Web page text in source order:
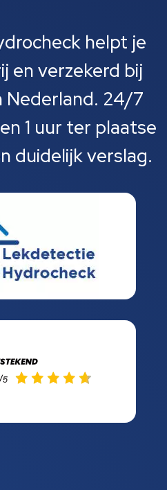
helpt je
en verzekerd bij
Nederland. 24/7
1 uur ter plaatse
duidelijk verslag.